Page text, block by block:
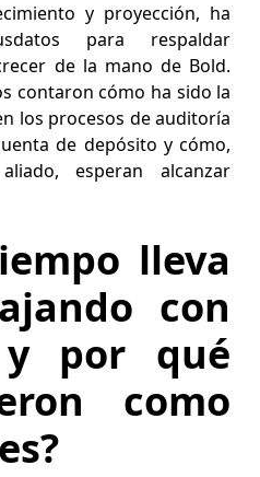
y proyección, ha
para respaldar
de la mano de Bold.
contaron cómo ha sido la
los procesos de auditoría
de depósito y cómo,
esperan alcanzar
lleva
con
y por qué
como